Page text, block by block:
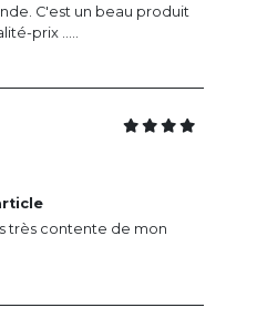
C'est un beau produit
prix .....
très contente de mon